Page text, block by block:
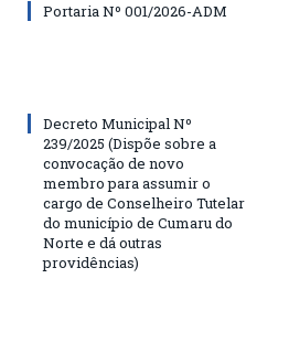
Portaria Nº 001/2026-ADM
Decreto Municipal Nº
239/2025 (Dispõe sobre a
convocação de novo
membro para assumir o
cargo de Conselheiro Tutelar
do município de Cumaru do
Norte e dá outras
providências)